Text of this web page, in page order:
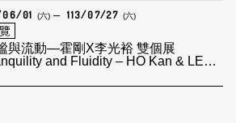
06/01 (六) 113/07/27 (六)
與流動—霍剛X李光裕 雙個展
and Fluidity – HO Kan & LEE